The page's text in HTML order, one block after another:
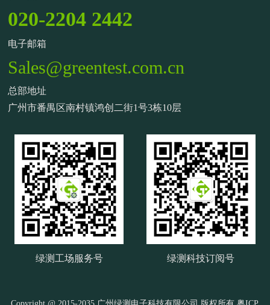
020-2204 2442
电子邮箱
Sales@greentest.com.cn
总部地址
广州市番禺区南村镇鸿创二街1号3栋10层
绿测工场服务号 绿测科技订阅号